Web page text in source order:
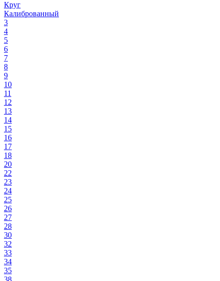
Круг
Калиброванный
3
4
5
6
7
8
9
10
11
12
13
14
15
16
17
18
20
22
23
24
25
26
27
28
30
32
33
34
35
38